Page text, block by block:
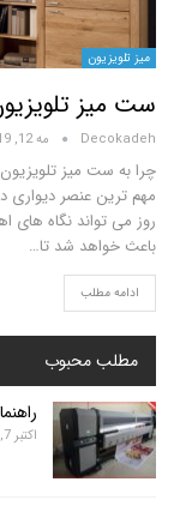
و بوفه
مه 12, 2019
تلویزیون و بوفه
دیواری در یک خانه
نگاه های اهالی یک
شد تا…
راهنمای جامع
اکتبر 7, 2025